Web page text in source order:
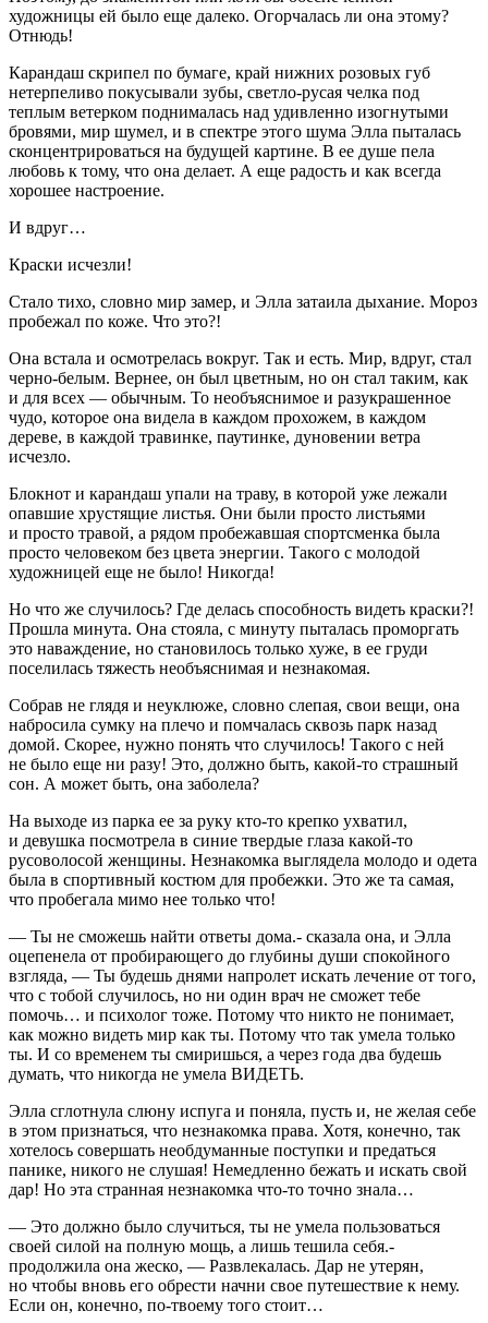
художницы ей было еще далеко. Огорчалась ли она этому?
Отнюдь!
Карандаш скрипел по бумаге, край нижних розовых губ
нетерпеливо покусывали зубы, светло-русая челка под
теплым ветерком поднималась над удивленно изогнутыми
бровями, мир шумел, и в спектре этого шума Элла пыталась
сконцентрироваться на будущей картине. В ее душе пела
любовь к тому, что она делает. А еще радость и как всегда
хорошее настроение.
И вдруг…
Краски исчезли!
Стало тихо, словно мир замер, и Элла затаила дыхание. Мороз
пробежал по коже. Что это?!
Она встала и осмотрелась вокруг. Так и есть. Мир, вдруг, стал
черно-белым. Вернее, он был цветным, но он стал таким, как
и для всех — обычным. То необъяснимое и разукрашенное
чудо, которое она видела в каждом прохожем, в каждом
дереве, в каждой травинке, паутинке, дуновении ветра
исчезло.
Блокнот и карандаш упали на траву, в которой уже лежали
опавшие хрустящие листья. Они были просто листьями
и просто травой, а рядом пробежавшая спортсменка была
просто человеком без цвета энергии. Такого с молодой
художницей еще не было! Никогда!
Но что же случилось? Где делась способность видеть краски?!
Прошла минута. Она стояла, с минуту пыталась проморгать
это наваждение, но становилось только хуже, в ее груди
поселилась тяжесть необъяснимая и незнакомая.
Собрав не глядя и неуклюже, словно слепая, свои вещи, она
набросила сумку на плечо и помчалась сквозь парк назад
домой. Скорее, нужно понять что случилось! Такого с ней
не было еще ни разу! Это, должно быть, какой-то страшный
сон. А может быть, она заболела?
На выходе из парка ее за руку кто-то крепко ухватил,
и девушка посмотрела в синие твердые глаза какой-то
русоволосой женщины. Незнакомка выглядела молодо и одета
была в спортивный костюм для пробежки. Это же та самая,
что пробегала мимо нее только что!
— Ты не сможешь найти ответы дома.- сказала она, и Элла
оцепенела от пробирающего до глубины души спокойного
взгляда, — Ты будешь днями напролет искать лечение от того,
что с тобой случилось, но ни один врач не сможет тебе
помочь… и психолог тоже. Потому что никто не понимает,
как можно видеть мир как ты. Потому что так умела только
ты. И со временем ты смиришься, а через года два будешь
думать, что никогда не умела ВИДЕТЬ.
Элла сглотнула слюну испуга и поняла, пусть и, не желая себе
в этом признаться, что незнакомка права. Хотя, конечно, так
хотелось совершать необдуманные поступки и предаться
панике, никого не слушая! Немедленно бежать и искать свой
дар! Но эта странная незнакомка что-то точно знала…
— Это должно было случиться, ты не умела пользоваться
своей силой на полную мощь, а лишь тешила себя.-
продолжила она жеско, — Развлекалась. Дар не утерян,
но чтобы вновь его обрести начни свое путешествие к нему.
Если он, конечно, по-твоему того стоит…